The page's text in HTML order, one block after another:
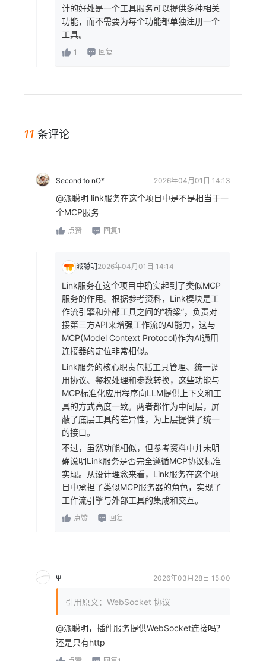
计的好处是一个工具服务可以提供多种相关
功能，而不需要为每个功能都单独注册一个
工具。
1 回复
11 条评论
Second to nO* 2026年04月01日 14:13
@派聪明 link服务在这个项目中是不是相当于一
个MCP服务
点赞 回复1
派聪明2026年04月01日 14:14
Link服务在这个项目中确实起到了类似MCP
服务的作用。根据参考资料，Link模块是工
作流引擎和外部工具之间的”桥梁”，负责对
接第三方API来增强工作流的AI能力，这与
MCP(Model Context Protocol)作为AI通用
连接器的定位非常相似。
Link服务的核心职责包括工具管理、统一调
用协议、鉴权处理和参数转换，这些功能与
MCP标准化应用程序向LLM提供上下文和工
具的方式高度一致。两者都作为中间层，屏
蔽了底层工具的差异性，为上层提供了统一
的接口。
不过，虽然功能相似，但参考资料中并未明
确说明Link服务是否完全遵循MCP协议标准
实现。从设计理念来看，Link服务在这个项
目中承担了类似MCP服务器的角色，实现了
工作流引擎与外部工具的集成和交互。
点赞 回复
Ψ 2026年03月28日 15:00
引用原文：WebSocket 协议
@派聪明，插件服务提供WebSocket连接吗？
还是只有http